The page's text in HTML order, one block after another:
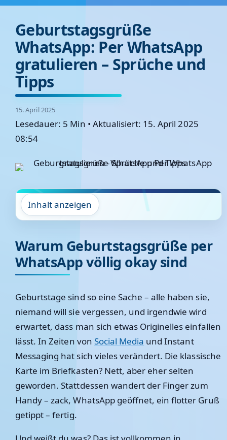
Geburtstagsgrüße
WhatsApp: Per WhatsApp
gratulieren – Sprüche und
Tipps
15. April 2025
Lesedauer: 5 Min • Aktualisiert: 15. April 2025
08:54
Inhalt anzeigen
Warum Geburtstagsgrüße per
WhatsApp völlig okay sind
Geburtstage sind so eine Sache – alle haben sie,
niemand will sie vergessen, und irgendwie wird
erwartet, dass man sich etwas Originelles einfallen
lässt. In Zeiten von Social Media und Instant
Messaging hat sich vieles verändert. Die klassische
Karte im Briefkasten? Nett, aber eher selten
geworden. Stattdessen wandert der Finger zum
Handy – zack, WhatsApp geöffnet, ein flotter Gruß
getippt – fertig.